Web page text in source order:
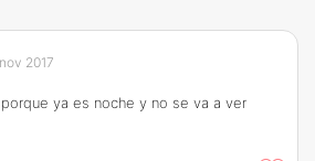
2017
ya es noche y no se va a ver